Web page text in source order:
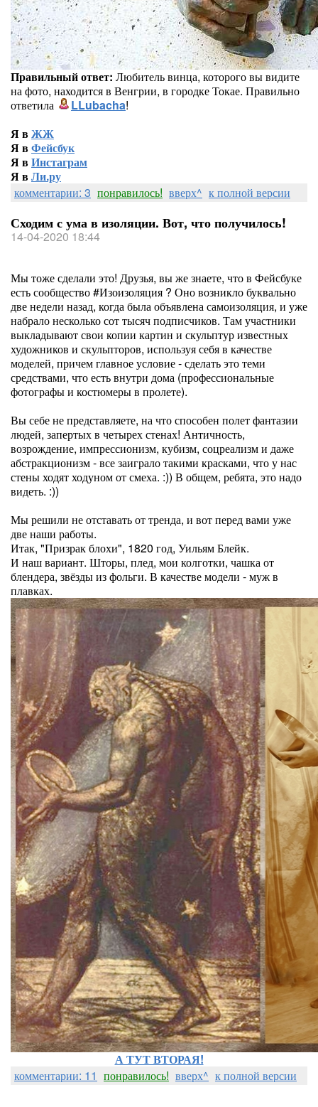
Правильный ответ: Любитель винца, которого вы видите
на фото, находится в Венгрии, в городке Токае. Правильно
ответила
LLubacha!
Я вЖЖ
Я вФейсбук
Я вИнстаграм
Я вЛи.ру
комментарии: 3 понравилось! вверх^ к полной версии
Сходим с ума в изоляции. Вот, что получилось!
14-04-2020 18:44
Мы тоже сделали это! Друзья, вы же знаете, что в Фейсбуке
есть сообщество #Изоизоляция ? Оно возникло буквально
две недели назад, когда была объявлена самоизоляция, и уже
набрало несколько сот тысяч подписчиков. Там участники
выкладывают свои копии картин и скульптур известных
художников и скульпторов, используя себя в качестве
моделей, причем главное условие - сделать это теми
средствами, что есть внутри дома (профессиональные
фотографы и костюмеры в пролете).
Вы себе не представляете, на что способен полет фантазии
людей, запертых в четырех стенах! Античность,
возрождение, импрессионизм, кубизм, соцреализм и даже
абстракционизм - все заиграло такими красками, что у нас
стены ходят ходуном от смеха. :)) В общем, ребята, это надо
видеть. :))
Мы решили не отставать от тренда, и вот перед вами уже
две наши работы.
Итак, "Призрак блохи", 1820 год, Уильям Блейк.
И наш вариант. Шторы, плед, мои колготки, чашка от
блендера, звёзды из фольги. В качестве модели - муж в
плавках.
А ТУТ ВТОРАЯ!
комментарии: 11 понравилось! вверх^ к полной версии